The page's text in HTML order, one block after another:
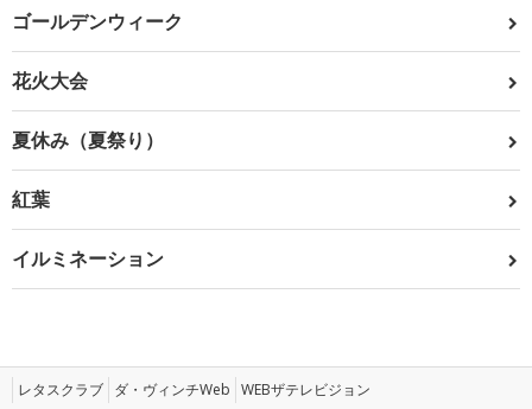
ゴールデンウィーク
花火大会
夏休み（夏祭り）
紅葉
イルミネーション
レタスクラブ ダ・ヴィンチWeb WEBザテレビジョン